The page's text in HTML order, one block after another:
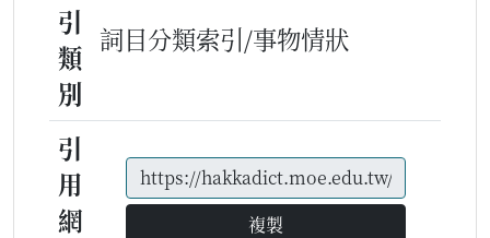
引
類
別
詞目分類索引/事物情狀
引
用
網
複製